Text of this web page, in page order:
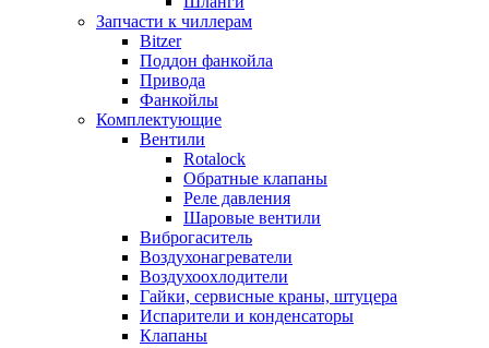
Запчасти к чиллерам
Bitzer
Поддон фанкойла
Привода
Фанкойлы
Комплектующие
Вентили
Rotalock
Обратные клапаны
Реле давления
Шаровые вентили
Виброгаситель
Воздухонагреватели
Воздухоохлодители
Гайки, сервисные краны, штуцера
Испарители и конденсаторы
Клапаны